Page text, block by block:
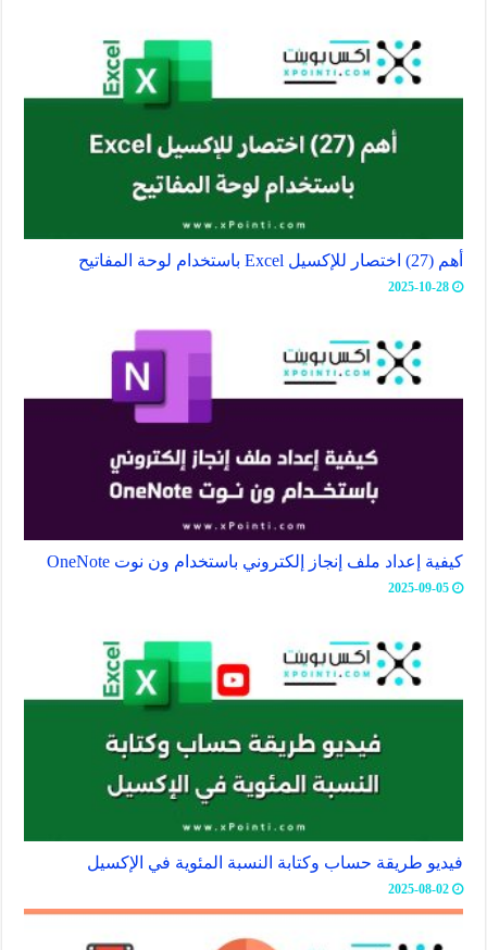
أهم (27) اختصار للإكسيل Excel باستخدام لوحة المفاتيح
2025-10-28
كيفية إعداد ملف إنجاز إلكتروني باستخدام ون نوت OneNote
2025-09-05
فيديو طريقة حساب وكتابة النسبة المئوية في الإكسيل
2025-08-02